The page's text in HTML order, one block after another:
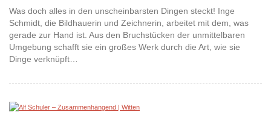
Was doch alles in den unscheinbarsten Dingen steckt! Inge
Schmidt, die Bildhauerin und Zeichnerin, arbeitet mit dem, was
gerade zur Hand ist. Aus den Bruchstücken der unmittelbaren
Umgebung schafft sie ein großes Werk durch die Art, wie sie
Dinge verknüpft…